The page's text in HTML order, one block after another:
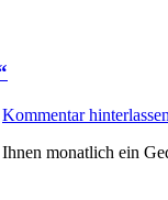
Kommentar hinterlassen
monatlich ein